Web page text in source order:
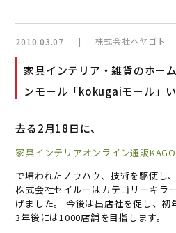
2010.03.07 | 株式会社ヘヤゴト
家具インテリア・雑貨のホー
ンモール「kokugaiモール」い
去る2月18日に、
家具インテリアオンライン通販
で培われたノウハウ、技術を駆使し
株式会社セイルーはカテゴリーキラ
げました。 今後は出店社を促し、初
3年後には1000店舗を目指します。